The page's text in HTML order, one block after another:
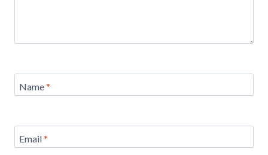
Name*
Email*